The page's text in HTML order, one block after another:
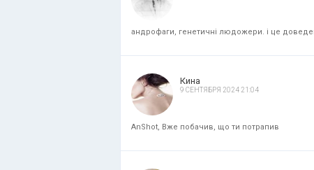
андрофаги, генетичні людожери. і це
Кина
9 СЕНТЯБРЯ 2024 21:04
AnShot, Вже побачив, що ти потрапив